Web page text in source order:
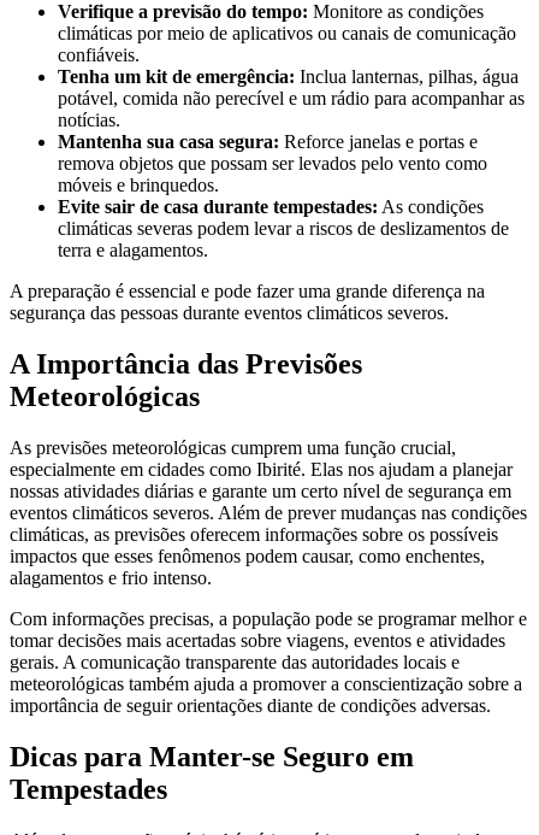
Verifique a previsão do tempo: Monitore as condições
climáticas por meio de aplicativos ou canais de comunicação
confiáveis.
Tenha um kit de emergência: Inclua lanternas, pilhas, água
potável, comida não perecível e um rádio para acompanhar as
notícias.
Mantenha sua casa segura: Reforce janelas e portas e
remova objetos que possam ser levados pelo vento como
móveis e brinquedos.
Evite sair de casa durante tempestades: As condições
climáticas severas podem levar a riscos de deslizamentos de
terra e alagamentos.
A preparação é essencial e pode fazer uma grande diferença na
segurança das pessoas durante eventos climáticos severos.
A Importância das Previsões
Meteorológicas
As previsões meteorológicas cumprem uma função crucial,
especialmente em cidades como Ibirité. Elas nos ajudam a planejar
nossas atividades diárias e garante um certo nível de segurança em
eventos climáticos severos. Além de prever mudanças nas condições
climáticas, as previsões oferecem informações sobre os possíveis
impactos que esses fenômenos podem causar, como enchentes,
alagamentos e frio intenso.
Com informações precisas, a população pode se programar melhor e
tomar decisões mais acertadas sobre viagens, eventos e atividades
gerais. A comunicação transparente das autoridades locais e
meteorológicas também ajuda a promover a conscientização sobre a
importância de seguir orientações diante de condições adversas.
Dicas para Manter-se Seguro em
Tempestades